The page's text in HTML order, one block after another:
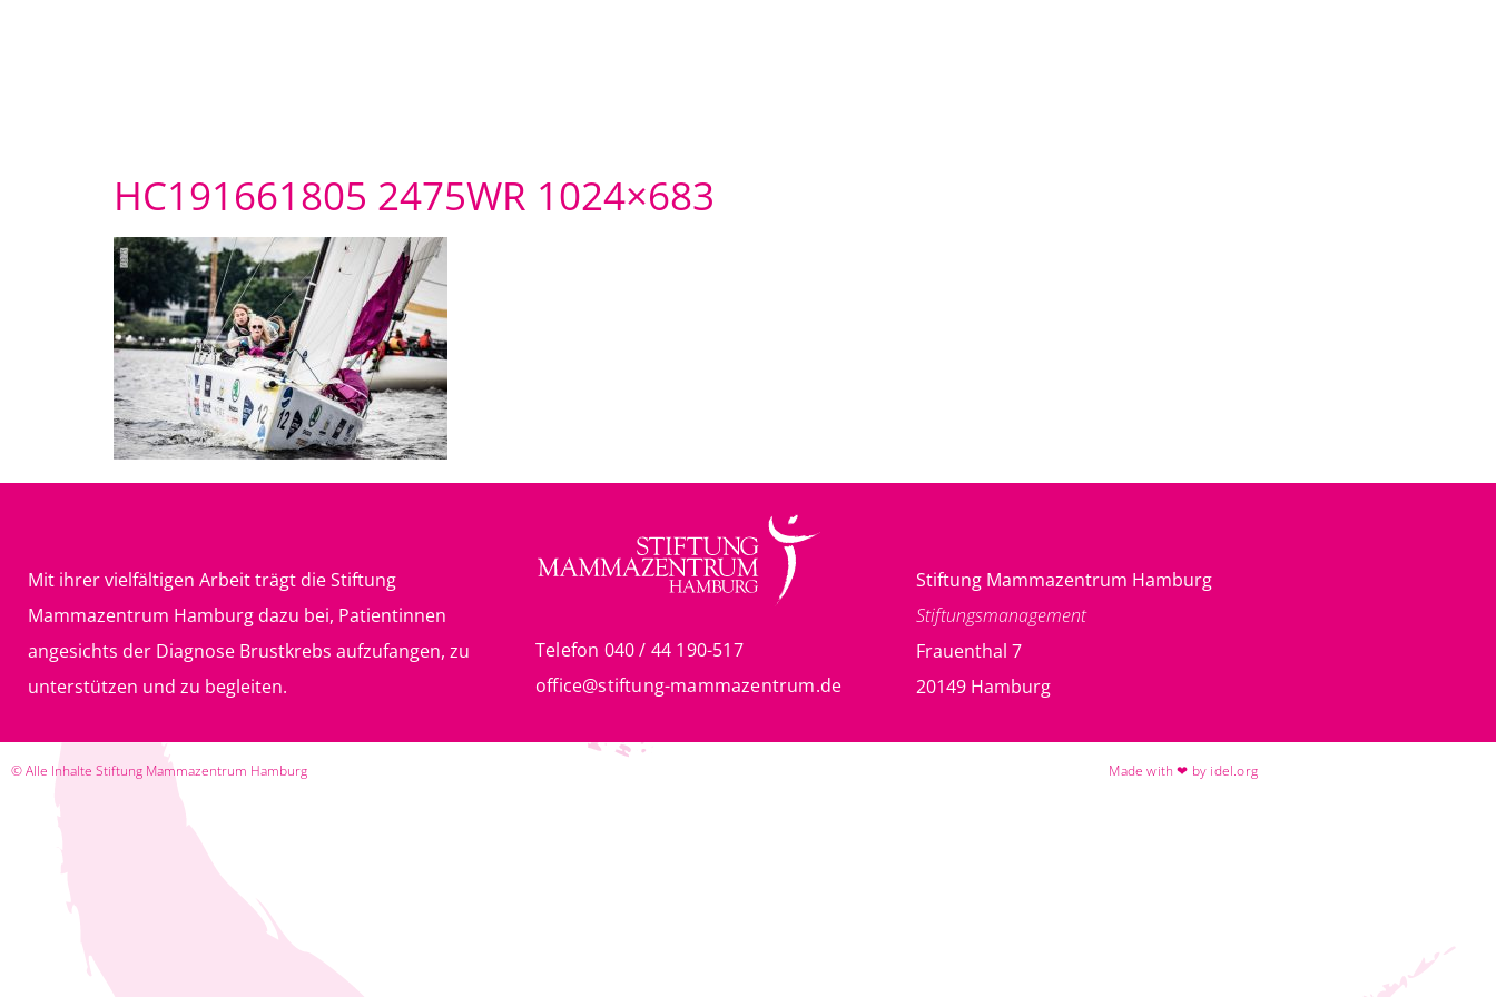
HC191661805 2475WR 1024×683
Mit ihrer vielfältigen Arbeit trägt die Stiftung
Mammazentrum Hamburg dazu bei, Patientinnen
angesichts der Diagnose Brustkrebs aufzufangen, zu
unterstützen und zu begleiten.
Telefon 040 / 44 190-517
office@stiftung-mammazentrum.de
Stiftung Mammazentrum Hamburg
Stiftungsmanagement
Frauenthal 7
20149 Hamburg
© Alle Inhalte Stiftung Mammazentrum Hamburg Made with ❤ by idel.org